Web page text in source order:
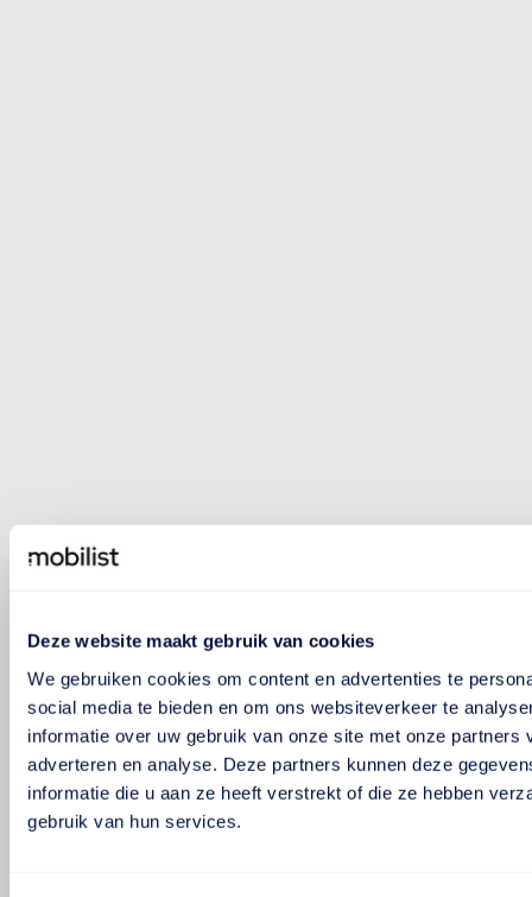
Deze website maakt gebruik van cookies
We gebruiken cookies om content en advertenties te
social media te bieden en om ons websiteverkeer te
informatie over uw gebruik van onze site met onze partners
adverteren en analyse. Deze partners kunnen deze
informatie die u aan ze heeft verstrekt of die ze hebben
gebruik van hun services.